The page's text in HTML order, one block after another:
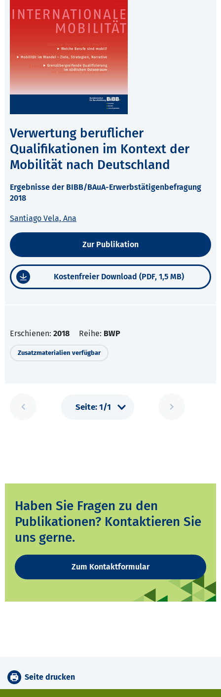
Verwertung beruflicher
Qualifikationen im Kontext der
Mobilität nach Deutschland
Ergebnisse der BIBB/BAuA-Erwerbstätigenbefragung
2018
Santiago Vela, Ana
Zur Publikation
Kostenfreier Download (PDF, 1,5 MB)
Erschienen: 2018 Reihe: BWP
Zusatzmaterialien verfügbar
Haben Sie Fragen zu den
Publikationen? Kontaktieren Sie
uns gerne.
Zum Kontaktformular
Seite drucken